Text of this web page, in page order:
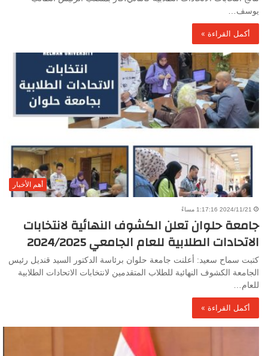
يوسف…
أكمل القراءة »
أهم الأخبار
2024/11/21 1:17:16 مساءً
جامعة حلوان تعلن الكشوف النهائية لانتخابات
الاتحادات الطلابية للعام الجامعي 2024/2025
كتبت سماح سعيد: أعلنت جامعة حلوان برئاسة الدكتور السيد قنديل رئيس
الجامعة الكشوف النهائية للطلاب المتقدمين لانتخابات الاتحادات الطلابية
للعام…
أكمل القراءة »